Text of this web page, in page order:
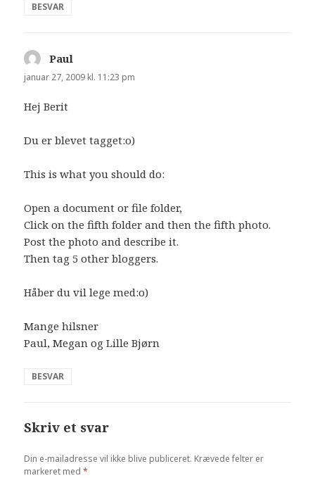
BESVAR
Paul
januar 27, 2009 kl. 11:23 pm
Hej Berit
Du er blevet tagget:o)
This is what you should do:
Open a document or file folder,
Click on the fifth folder and then the fifth photo.
Post the photo and describe it.
Then tag 5 other bloggers.
Håber du vil lege med:o)
Mange hilsner
Paul, Megan og Lille Bjørn
BESVAR
Skriv et svar
Din e-mailadresse vil ikke blive publiceret. Krævede felter er
markeret med*